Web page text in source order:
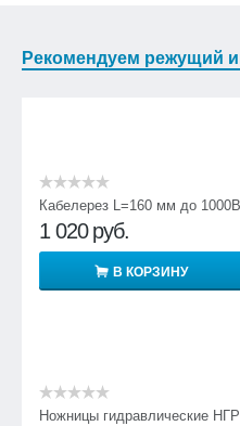
Рекомендуем режущий
Кабелерез L=160 мм до 1000В
1 020 руб.
В КОРЗИНУ
Ножницы гидравлические